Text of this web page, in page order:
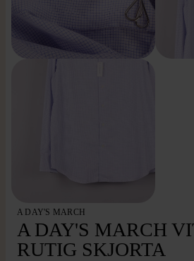
A DAY'S MARCH
A DAY'S MARCH
RUTIG SKJORTA